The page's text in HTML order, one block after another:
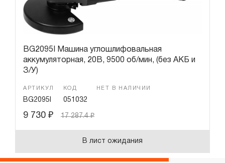
BG2095I Машина углошлифовальная
аккумуляторная, 20В, 9500 об/мин, (без АКБ и
З/У)
АРТИКУЛ
BG2095I
КОД
051032
НЕТ В НАЛИЧИИ
9 730 ₽ 17 287.4₽
В лист ожидания